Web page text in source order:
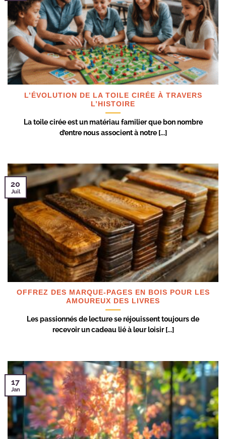
L’ÉVOLUTION DE LA TOILE CIRÉE À TRAVERS
L’HISTOIRE
La toile cirée est un matériau familier que bon nombre
d’entre nous associent à notre [...]
OFFREZ DES MARQUE-PAGES EN BOIS POUR LES
AMOUREUX DES LIVRES
Les passionnés de lecture se réjouissent toujours de
recevoir un cadeau lié à leur loisir [...]
20
Juil
17
Jan